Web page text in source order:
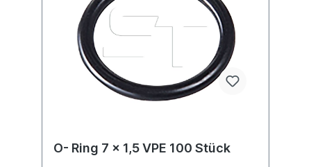
O- Ring 7 x 1,5 VPE 100 Stück